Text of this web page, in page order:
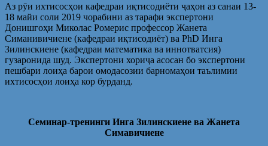
Аз рӯи ихтисосҳои кафедраи иқтисодиёти ҷаҳон аз санаи 13-
18 майи соли 2019 чорабини аз тарафи экспертони
Донишгоҳи Миколас Ромерис профессор Жанета
Симанивичиене (кафедраи иқтисодиёт) ва PhD Инга
Зилинскиене (кафедраи математика ва иннотватсия)
гузаронида шуд. Экспертони хориҷа асосан бо экспертони
пешбари лоиҳа барои омодасозии барномаҳои таълимии
ихтисосҳои лоиҳа кор бурданд.
Семинар-тренинги Инга Зилинскиене ва Жанета
Симавичиене